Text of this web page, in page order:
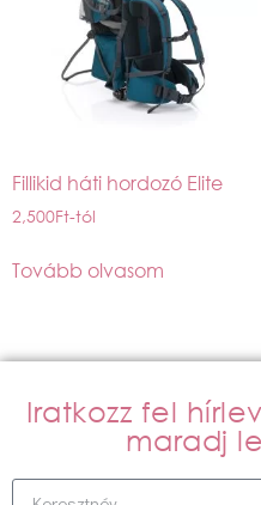
Fillikid háti hordozó Elite
2,500Ft-tól
Tovább olvasom
Iratkozz fel
maradj